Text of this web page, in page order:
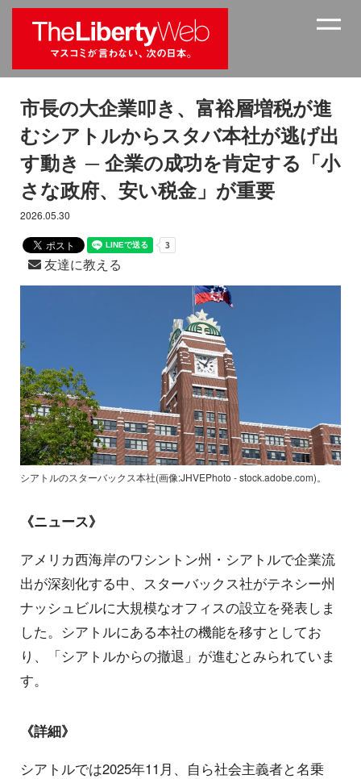
市長の大企業叩き、富裕層増税が進
むシアトルからスタバ本社が逃げ出
す動き ─ 企業の成功を肯定する「小
さな政府、安い税金」が重要
2026.05.30
友達に教える
シアトルのスターバックス本社(画像:JHVEPhoto - stock.adobe.com)。
《ニュース》
アメリカ西海岸のワシントン州・シアトルで企業流
出が深刻化する中、スターバックス社がテネシー州
ナッシュビルに大規模なオフィスの設立を発表しま
した。シアトルにある本社の機能を移すとしてお
り、「シアトルからの撤退」が進むとみられていま
す。
《詳細》
シアトルでは2025年11月、自ら社会主義者と名乗